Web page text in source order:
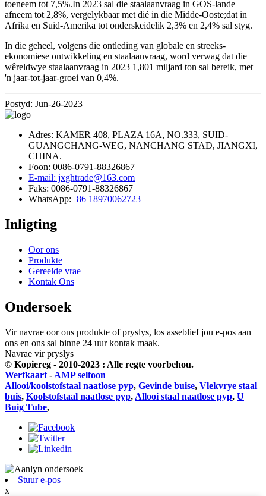
toeneem tot 7,5%.In 2023 sal die staalaanvraag in GOS-lande
afneem tot 2,8%, vergelykbaar met dié in die Midde-Ooste;dat in
Afrika en Suid-Amerika tot onderskeidelik 2,3% en 2,4% sal styg.
In die geheel, volgens die ontleding van globale en streeks-
ekonomiese ontwikkeling en staalaanvraag, word verwag dat die
wêreldwye staalaanvraag in 2023 1,801 miljard ton sal bereik, met
'n jaar-tot-jaar-groei van 0,4%.
Postyd: Jun-26-2023
Adres: KAMER 408, PLAZA 16A, NO.333, SUID-
GUANGCHANG-WEG, NANCHANG STAD, JIANGXI,
CHINA.
Foon: 0086-0791-88326867
E-mail: jxghtrade@163.com
Faks: 0086-0791-88326867
WhatsApp:+86 18970062723
Inligting
Oor ons
Produkte
Gereelde vrae
Kontak Ons
Ondersoek
Vir navrae oor ons produkte of pryslys, los asseblief jou e-pos aan
ons en ons sal binne 24 uur kontak maak.
Navrae vir pryslys
© Kopiereg - 2010-2023 : Alle regte voorbehou.
Werfkaart - AMP selfoon
Allooi/koolstofstaal naatlose pyp, Gevinde buise, Vlekvrye staal
buis, Koolstofstaal naatlose pyp, Allooi staal naatlose pyp, U
Buig Tube,
Stuur e-pos
x